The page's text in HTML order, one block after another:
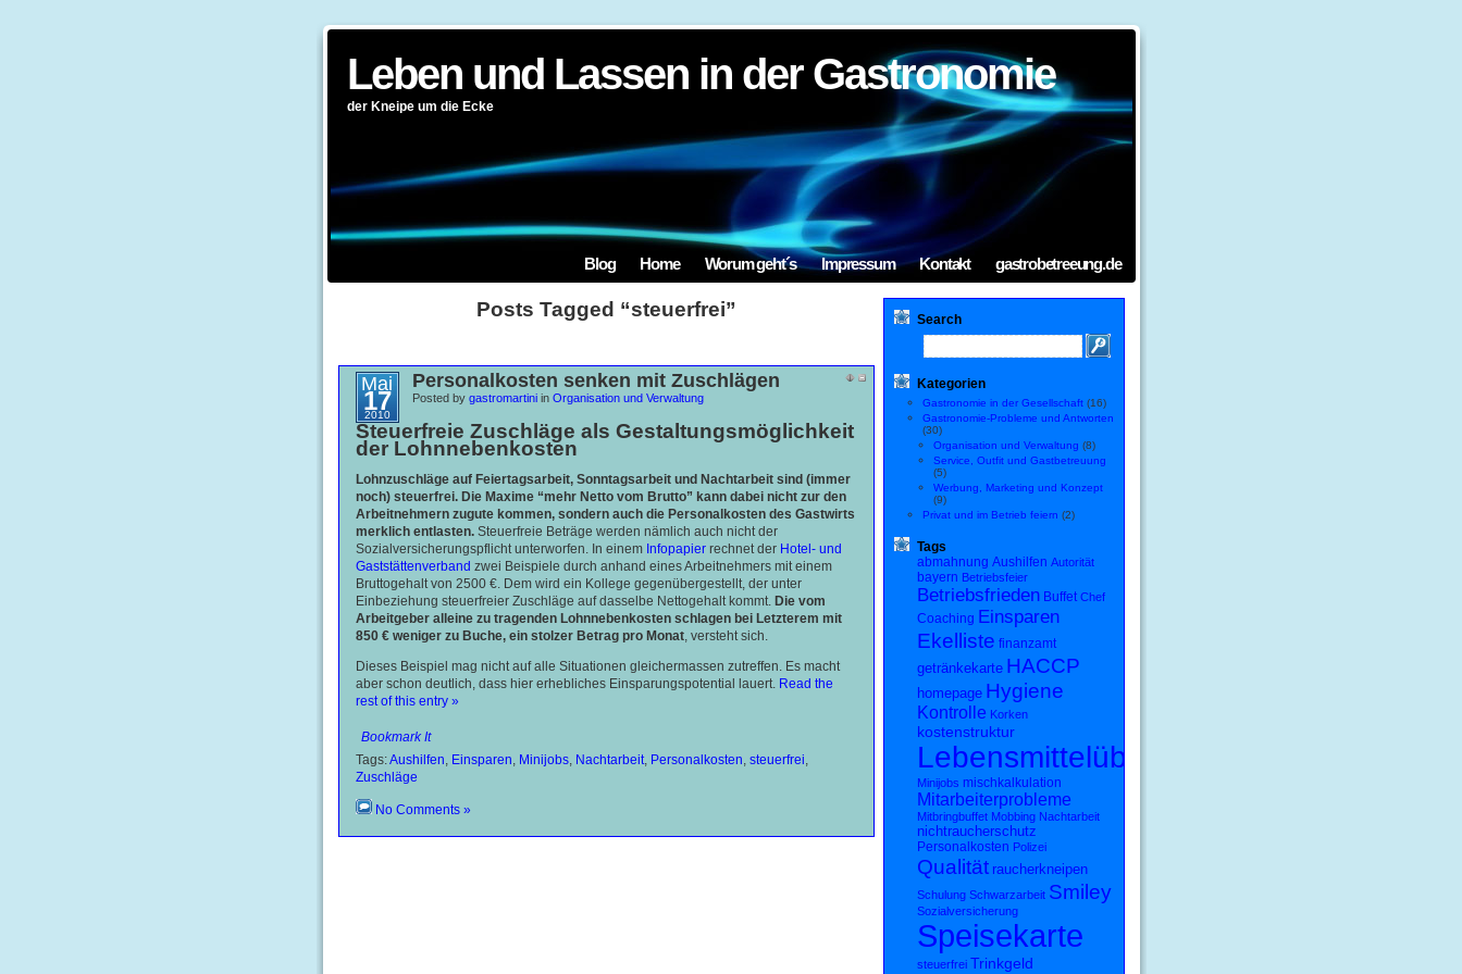
Leben und Lassen in der Gastronomie
der Kneipe um die Ecke
Blog Home Worum geht´s Impressum Kontakt gastrobetreeung.de
Posts Tagged “steuerfrei”
Mai
17
2010
Personalkosten senken mit Zuschlägen
Posted bygastromartini inOrganisation und Verwaltung
Steuerfreie Zuschläge als Gestaltungsmöglichkeit
der Lohnnebenkosten
Lohnzuschläge auf Feiertagsarbeit, Sonntagsarbeit und Nachtarbeit sind (immer
noch) steuerfrei. Die Maxime “mehr Netto vom Brutto” kann dabei nicht zur den
Arbeitnehmern zugute kommen, sondern auch die Personalkosten des Gastwirts
merklich entlasten.Steuerfreie Beträge werden nämlich auch nicht der
Sozialversicherungspflicht unterworfen. In einem Infopapierrechnet der Hotel- und
Gaststättenverband zwei Beispiele durch anhand eines Arbeitnehmers mit einem
Bruttogehalt von 2500 €. Dem wird ein Kollege gegenübergestellt, der unter
Einbeziehung steuerfreier Zuschläge auf dasselbe Nettogehalt kommt. Die vom
Arbeitgeber alleine zu tragenden Lohnnebenkosten schlagen bei Letzterem mit
850 € weniger zu Buche, ein stolzer Betrag pro Monat, versteht sich.
Dieses Beispiel mag nicht auf alle Situationen gleichermassen zutreffen. Es macht
aber schon deutlich, dass hier erhebliches Einsparungspotential lauert. Read the
rest of this entry »
Bookmark It
Tags:Aushilfen, Einsparen, Minijobs, Nachtarbeit, Personalkosten, steuerfrei,
Zuschläge
No Comments »
Search
Kategorien
Gastronomie in der Gesellschaft(16)
Gastronomie-Probleme und Antworten
(30)
Organisation und Verwaltung (8)
Service, Outfit und Gastbetreuung
(5)
Werbung, Marketing und Konzept
(9)
Privat und im Betrieb feiern (2)
Tags
abmahnung Aushilfen Autorität
bayern Betriebsfeier
Betriebsfrieden Buffet Chef
Coaching Einsparen
Ekelliste finanzamt
getränkekarte HACCP
homepage Hygiene
Kontrolle Korken
kostenstruktur
Lebensmittelüberwachung
Minijobs mischkalkulation
Mitarbeiterprobleme
Mitbringbuffet Mobbing Nachtarbeit
nichtraucherschutz
Personalkosten Polizei
Qualität raucherkneipen
Schulung Schwarzarbeit Smiley
Sozialversicherung
Speisekarte
steuerfrei Trinkgeld